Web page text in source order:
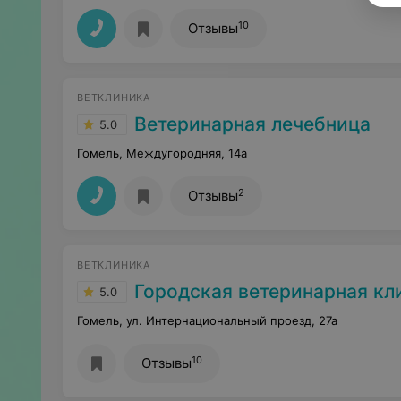
Отзывы10
ВЕТКЛИНИКА
5.0 Ветеринарная лечебница
Гомель, Междугородняя, 14а
Отзывы2
ВЕТКЛИНИКА
5.0 Городская ветеринарная
Гомель, ул. Интернациональный проезд, 27а
Отзывы10